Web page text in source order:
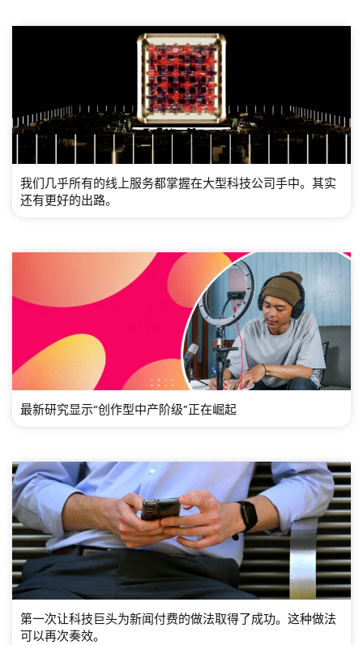
我们几乎所有的线上服务都掌握在大型科技公司手中。其实
还有更好的出路。
最新研究显示“创作型中产阶级”正在崛起
第一次让科技巨头为新闻付费的做法取得了成功。这种做法
可以再次奏效。